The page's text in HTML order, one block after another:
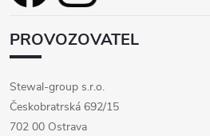
PROVOZOVATEL
Stewal-group s.r.o.
Českobratrská 692/15
702 00 Ostrava